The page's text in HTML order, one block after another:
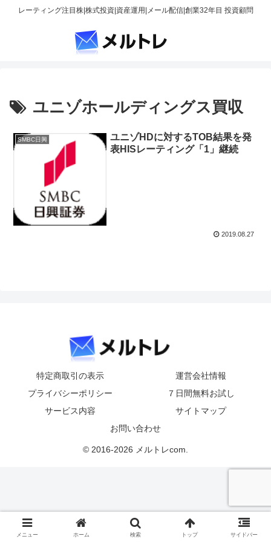
レーティング注目株|株式投資|資産運用|メール配信|創業32年目 投資顧問
ユニゾホールディングス買収
SMBC日興
ユニゾHDに対するTOB結果を発
表HISレーティング「1」継続
2019.08.27
特定商取引の表示
運営会社情報
プライバシーポリシー
７日間無料お試し
サービス内容
サイトマップ
お問い合わせ
© 2016-2026 メルトレcom.
メニュー ホーム 検索 トップ サイドバー